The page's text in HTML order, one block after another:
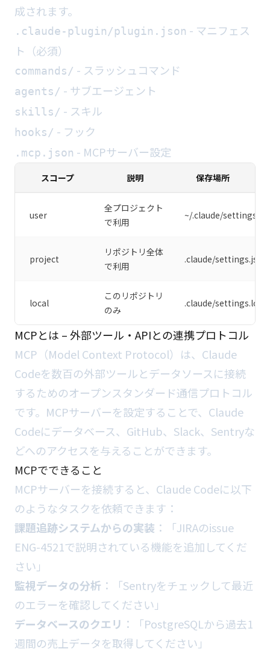
成されます。
.claude-plugin/plugin.json - マニフェス
ト（必須）
commands/ - スラッシュコマンド
agents/ - サブエージェント
skills/ - スキル
hooks/ - フック
.mcp.json - MCPサーバー設定
スコープ 説明 保存場所
user
全プロジェクト
で利用
~/.claude/
project
リポジトリ全体
で利用
.claude/settings.json
local
このリポジトリ
のみ
.claude/
MCPとは – 外部ツール・APIとの連携プロトコル
MCP（Model Context Protocol）は、Claude
Codeを数百の外部ツールとデータソースに接続
するためのオープンスタンダード通信プロトコル
です。MCPサーバーを設定することで、Claude
Codeにデータベース、GitHub、Slack、Sentryな
どへのアクセスを与えることができます。
MCPでできること
MCPサーバーを接続すると、Claude Codeに以下
のようなタスクを依頼できます：
課題追跡システムからの実装 ：「JIRAのissue
ENG-4521で説明されている機能を追加してくだ
さい」
監視データの分析 ：「Sentryをチェックして最近
のエラーを確認してください」
データベースのクエリ ：「PostgreSQLから過去1
週間の売上データを取得してください」